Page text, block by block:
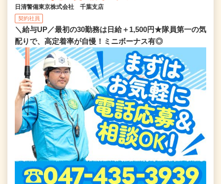
日清警備東京株式会社 千葉支店
契約社員
＼給与UP／最初の30勤務は日給＋1,500円★隊員第一の気
配りで、高定着率が自慢！ミニボーナス有◎